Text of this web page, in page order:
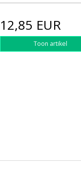
12,85 EUR
Toon artikel